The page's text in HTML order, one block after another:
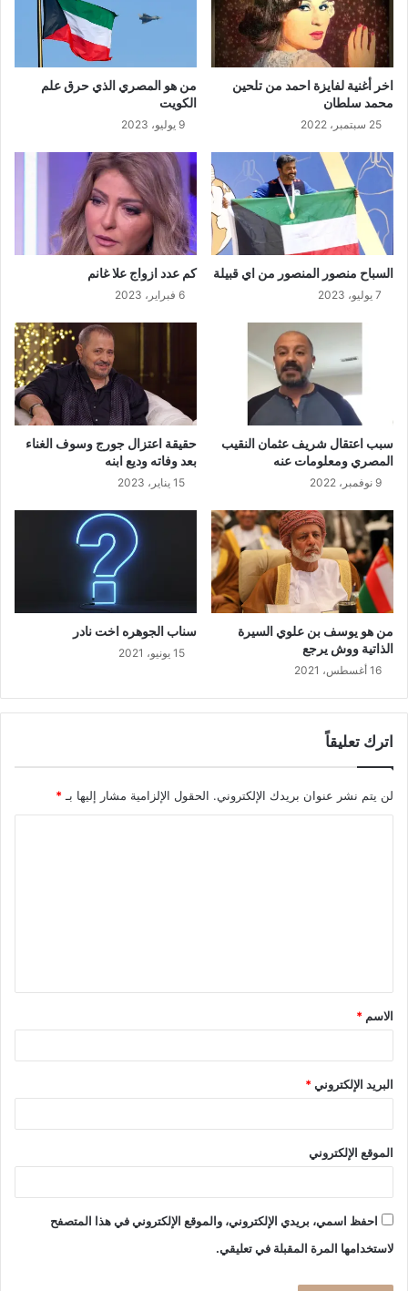
اخر أغنية لفايزة احمد من تلحين
محمد سلطان
25 سبتمبر، 2022
من هو المصري الذي حرق علم
الكويت
9 يوليو، 2023
السباح منصور المنصور من اي قبيلة
7 يوليو، 2023
كم عدد ازواج علا غانم
6 فبراير، 2023
سبب اعتقال شريف عثمان النقيب
المصري ومعلومات عنه
9 نوفمبر، 2022
حقيقة اعتزال جورج وسوف الغناء
بعد وفاته وديع ابنه
15 يناير، 2023
من هو يوسف بن علوي السيرة
الذاتية ووش يرجع
16 أغسطس، 2021
سناب الجوهره اخت نادر
15 يونيو، 2021
اترك تعليقاً
لن يتم نشر عنوان بريدك الإلكتروني. الحقول الإلزامية مشار إليها بـ *
ق
*
الاسم *
البريد الإلكتروني*
الموقع الإلكتروني
احفظ اسمي، بريدي الإلكتروني، والموقع الإلكتروني في هذا المتصفح
لاستخدامها المرة المقبلة في تعليقي.